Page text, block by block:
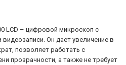
LCD – цифровой микроскоп с
Он дает увеличение в
позволяет работать с
прозрачности, а также не требует